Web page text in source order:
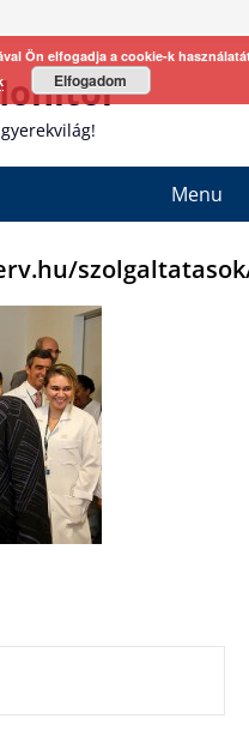
Menu
Ön elfogadja a cookie-k
Elfogadom